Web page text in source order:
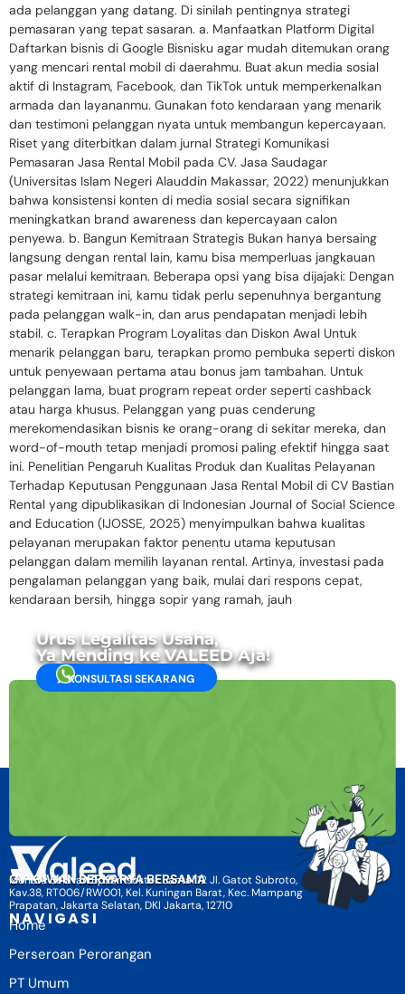
ada pelanggan yang datang. Di sinilah pentingnya strategi
pemasaran yang tepat sasaran. a. Manfaatkan Platform Digital
Daftarkan bisnis di Google Bisnisku agar mudah ditemukan orang
yang mencari rental mobil di daerahmu. Buat akun media sosial
aktif di Instagram, Facebook, dan TikTok untuk memperkenalkan
armada dan layananmu. Gunakan foto kendaraan yang menarik
dan testimoni pelanggan nyata untuk membangun kepercayaan.
Riset yang diterbitkan dalam jurnal Strategi Komunikasi
Pemasaran Jasa Rental Mobil pada CV. Jasa Saudagar
(Universitas Islam Negeri Alauddin Makassar, 2022) menunjukkan
bahwa konsistensi konten di media sosial secara signifikan
meningkatkan brand awareness dan kepercayaan calon
penyewa. b. Bangun Kemitraan Strategis Bukan hanya bersaing
langsung dengan rental lain, kamu bisa memperluas jangkauan
pasar melalui kemitraan. Beberapa opsi yang bisa dijajaki: Dengan
strategi kemitraan ini, kamu tidak perlu sepenuhnya bergantung
pada pelanggan walk-in, dan arus pendapatan menjadi lebih
stabil. c. Terapkan Program Loyalitas dan Diskon Awal Untuk
menarik pelanggan baru, terapkan promo pembuka seperti diskon
untuk penyewaan pertama atau bonus jam tambahan. Untuk
pelanggan lama, buat program repeat order seperti cashback
atau harga khusus. Pelanggan yang puas cenderung
merekomendasikan bisnis ke orang-orang di sekitar mereka, dan
word-of-mouth tetap menjadi promosi paling efektif hingga saat
ini. Penelitian Pengaruh Kualitas Produk dan Kualitas Pelayanan
Terhadap Keputusan Penggunaan Jasa Rental Mobil di CV Bastian
Rental yang dipublikasikan di Indonesian Journal of Social Science
and Education (IJOSSE, 2025) menyimpulkan bahwa kualitas
pelayanan merupakan faktor penentu utama keputusan
pelanggan dalam memilih layanan rental. Artinya, investasi pada
pengalaman pelanggan yang baik, mulai dari respons cepat,
kendaraan bersih, hingga sopir yang ramah, jauh
Urus Legalitas Usaha,
Ya Mending ke VALEED Aja!
KONSULTASI SEKARANG
CV KAWAN BERKARYA BERSAMA
Menara Selatan BpJamsostek Lantai 12 Jl. Gatot Subroto,
Kav.38, RT006/RW001, Kel. Kuningan Barat, Kec. Mampang
Prapatan, Jakarta Selatan, DKI Jakarta, 12710
NAVIGASI
Home
Perseroan Perorangan
PT Umum